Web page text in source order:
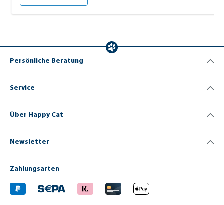
Persönliche Beratung
Service
Über Happy Cat
Newsletter
Zahlungsarten